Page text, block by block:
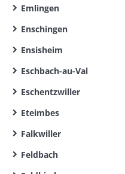
Emlingen
Enschingen
Ensisheim
Eschbach-au-Val
Eschentzwiller
Eteimbes
Falkwiller
Feldbach